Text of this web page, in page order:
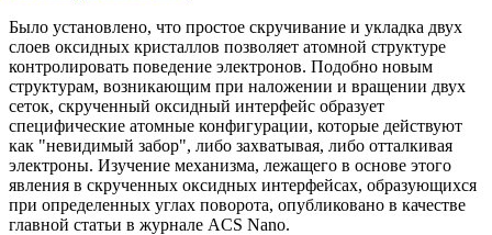
Было установлено, что простое скручивание и укладка двух
слоев оксидных кристаллов позволяет атомной структуре
контролировать поведение электронов. Подобно новым
структурам, возникающим при наложении и вращении двух
сеток, скрученный оксидный интерфейс образует
специфические атомные конфигурации, которые действуют
как "невидимый забор", либо захватывая, либо отталкивая
электроны. Изучение механизма, лежащего в основе этого
явления в скрученных оксидных интерфейсах, образующихся
при определенных углах поворота, опубликовано в качестве
главной статьи в журнале ACS Nano.